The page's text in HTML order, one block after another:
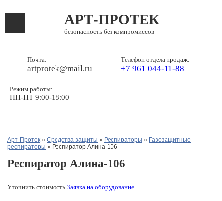
АРТ-ПРОТЕК
безопасность без компромиссов
Почта:
artprotek@mail.ru
Телефон отдела продаж:
+7 961 044-11-88
Режим работы:
ПН-ПТ 9:00-18:00
Арт-Протек » Средства защиты » Респираторы » Газозащитные
респираторы » Респиратор Алина-106
Респиратор Алина-106
Уточнить стоимость Заявка на оборудование